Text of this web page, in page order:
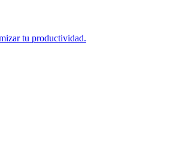
tu productividad.